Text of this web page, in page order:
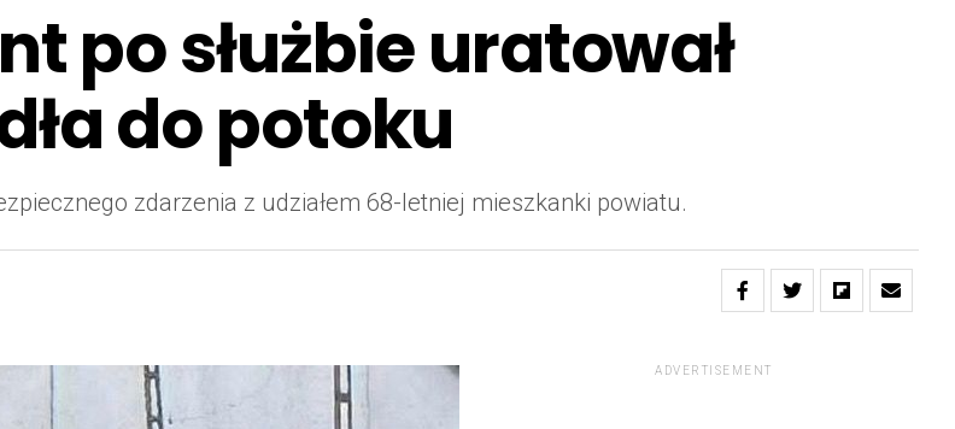
po służbie uratował
do potoku
zdarzenia z udziałem 68-letniej mieszkanki powiatu.
ADVERTISEMENT